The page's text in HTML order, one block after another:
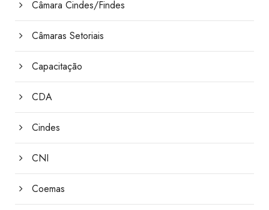
Câmara Cindes/Findes
Câmaras Setoriais
Capacitação
CDA
Cindes
CNI
Coemas